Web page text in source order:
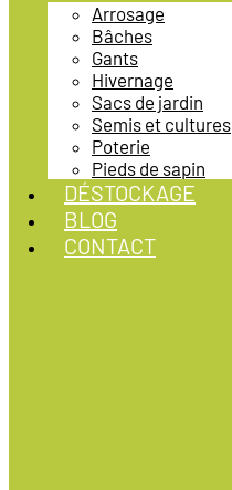
Arrosage
Bâches
Gants
Hivernage
Sacs de jardin
Semis et cultures
Poterie
Pieds de sapin
DÉSTOCKAGE
BLOG
CONTACT